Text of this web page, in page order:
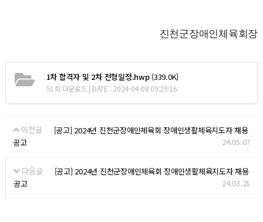
진천군장애인체육회장
1차 합격자 및 2차 전형일정.hwp(339.0K)
51회 다운로드 | DATE : 2024-04-08 09:29:16
이전글
[공고] 2024년 진천군장애인체육회 장애인생활체육지도자 채용
공고
24.05.07
다음글
[공고] 2024년 진천군장애인체육회 장애인생활체육지도자 채용
공고
24.03.21